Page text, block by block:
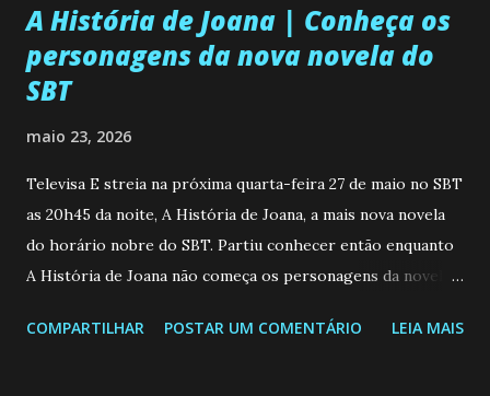
A História de Joana | Conheça os
personagens da nova novela do
SBT
maio 23, 2026
Televisa E streia na próxima quarta-feira 27 de maio no SBT
as 20h45 da noite, A História de Joana, a mais nova novela
do horário nobre do SBT. Partiu conhecer então enquanto
A História de Joana não começa os personagens da novela?
de 25/05/26 a 31/05/26 JOANA GUADALUPE (Camila
COMPARTILHAR POSTAR UM COMENTÁRIO LEIA MAIS